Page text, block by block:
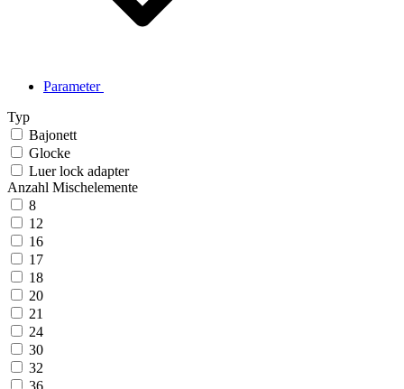
Parameter
Typ
Bajonett
Glocke
Luer lock adapter
Anzahl Mischelemente
8
12
16
17
18
20
21
24
30
32